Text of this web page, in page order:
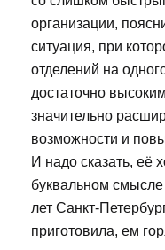
организации,
ситуация, при
отделений на
достаточно
значительно
возможности и
И надо сказать, её
буквальном смысле
лет Санкт-
приготовила, ем